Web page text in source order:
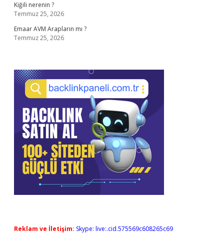
Kiğili nerenin ?
Temmuz 25, 2026
Emaar AVM Arapların mı ?
Temmuz 25, 2026
Reklam ve İletişim: Skype: live:.cid.575569c608265c69